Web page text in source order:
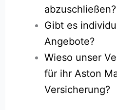
abzuschließen?
Gibt es
Angebote?
Wieso unser
für ihr Aston
Versicherung?